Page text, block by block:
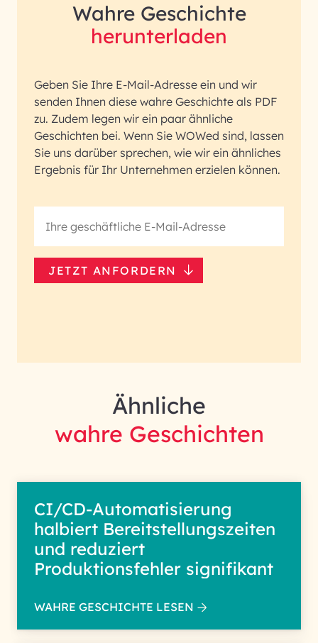
Wahre Geschichte
herunterladen
Geben Sie Ihre E-Mail-Adresse ein und wir
senden Ihnen diese wahre Geschichte als PDF
zu. Zudem legen wir ein paar ähnliche
Geschichten bei. Wenn Sie WOWed sind, lassen
Sie uns darüber sprechen, wie wir ein ähnliches
Ergebnis für Ihr Unternehmen erzielen können.
JETZT ANFORDERN
Ähnliche
wahre Geschichten
CI/CD-Automatisierung
halbiert Bereitstellungszeiten
und reduziert
Produktionsfehler signifikant
WAHRE GESCHICHTE LESEN